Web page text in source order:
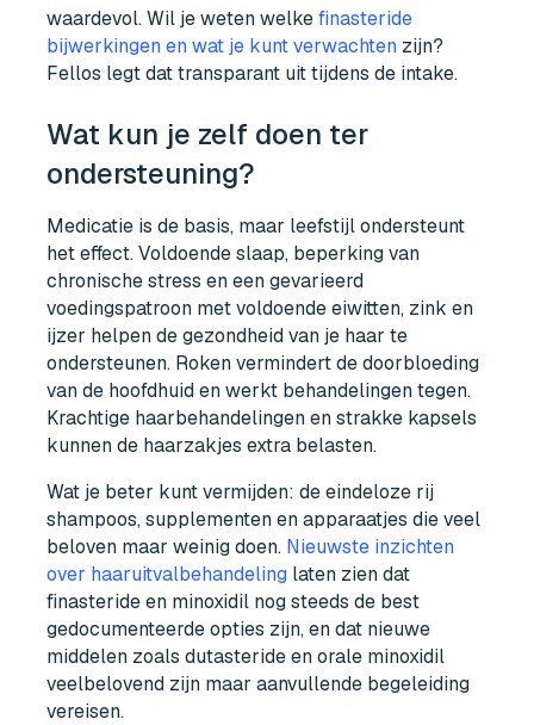
waardevol. Wil je weten welkefinasteride
bijwerkingen en wat je kunt verwachten zijn?
Fellos legt dat transparant uit tijdens de intake.
Wat kun je zelf doen ter
ondersteuning?
Medicatie is de basis, maar leefstijl ondersteunt
het effect. Voldoende slaap, beperking van
chronische stress en een gevarieerd
voedingspatroon met voldoende eiwitten, zink en
ijzer helpen de gezondheid van je haar te
ondersteunen. Roken vermindert de doorbloeding
van de hoofdhuid en werkt behandelingen tegen.
Krachtige haarbehandelingen en strakke kapsels
kunnen de haarzakjes extra belasten.
Wat je beter kunt vermijden: de eindeloze rij
shampoos, supplementen en apparaatjes die veel
beloven maar weinig doen. Nieuwste inzichten
over haaruitvalbehandeling laten zien dat
finasteride en minoxidil nog steeds de best
gedocumenteerde opties zijn, en dat nieuwe
middelen zoals dutasteride en orale minoxidil
veelbelovend zijn maar aanvullende begeleiding
vereisen.